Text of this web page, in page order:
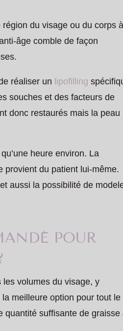
du visage ou du corps à
âge comble de façon
réaliser un lipofilling
souches et des facteurs de
donc restaurés mais la peau
heure environ. La
provient du patient lui-même.
aussi la possibilité de
POUR
volumes du visage, y
meilleure option pour tout le
quantité suffisante de graisse